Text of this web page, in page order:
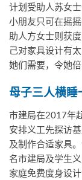
计划受助人苏女
小朋友只可在摇
助人方女士则获
己对家具设计有
她们需要，令她倍
母子三人横
市建局在2017年
安排义工先探访
及制作合适家具
名市建局及学生
家庭免费度身设计